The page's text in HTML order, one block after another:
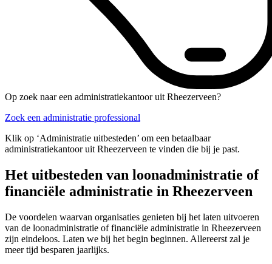
Op zoek naar een administratiekantoor uit Rheezerveen?
Zoek een administratie professional
Klik op ‘Administratie uitbesteden’ om een betaalbaar
administratiekantoor uit Rheezerveen te vinden die bij je past.
Het uitbesteden van loonadministratie of
financiële administratie in Rheezerveen
De voordelen waarvan organisaties genieten bij het laten uitvoeren
van de loonadministratie of financiële administratie in Rheezerveen
zijn eindeloos. Laten we bij het begin beginnen. Allereerst zal je
meer tijd besparen jaarlijks.